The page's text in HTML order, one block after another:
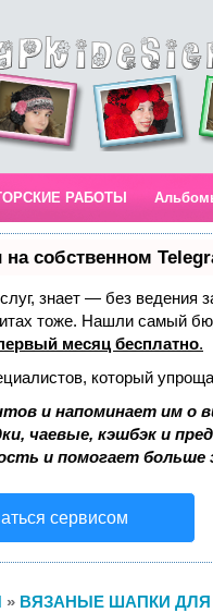
РАБОТЫ
собственном
знает — без ведения
тоже. Нашли самый
месяц бесплатно.
который
и напоминает им о
чаевые, кэшбэк и
и помогает
сервисом
» ВЯЗАНЫЕ ШАПКИ ДЛЯ